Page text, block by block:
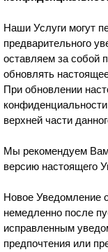
Наши Услуги могут
предварительного
оставляем за собой
обновлять
При обновлении
верхней части
Мы рекомендуем
версию настоящего
Новое Уведомление
немедленно после
исправленным
предпочтения или